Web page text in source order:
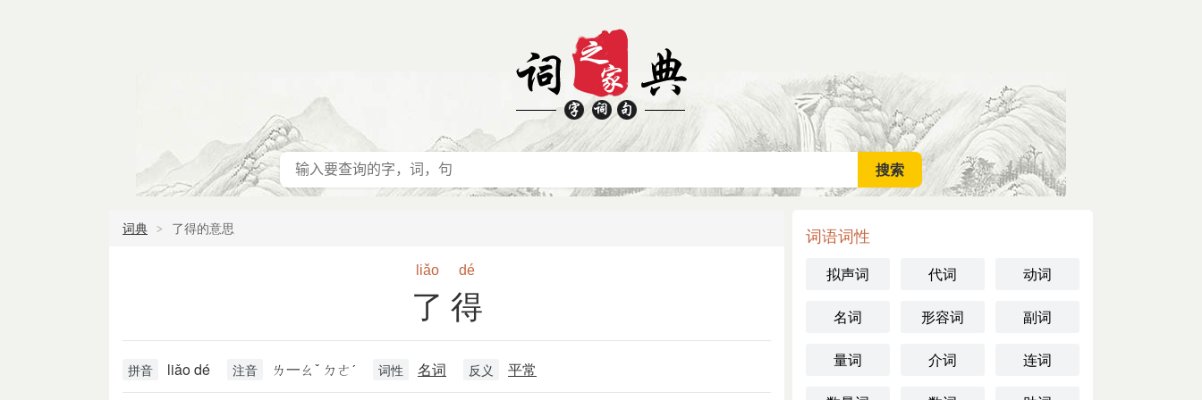
词典 了得的意思
liǎo dé
了得
拼音 liǎo dé 注音 ㄌ一ㄠˇ ㄉㄜˊ 词性 名词 反义 平常
词语词性
拟声词 代词 动词
名词 形容词 副词
量词 介词 连词